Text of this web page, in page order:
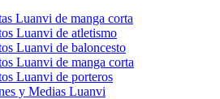
Luanvi de manga corta
Luanvi de atletismo
Luanvi de baloncesto
Luanvi de manga corta
Luanvi de porteros
y Medias Luanvi